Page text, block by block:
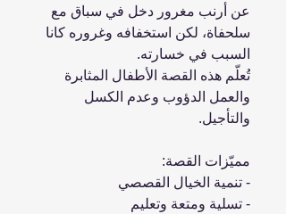
عن أرنب مغرور دخل في سباق مع
سلحفاة، لكن استخفافه وغروره كانا
السبب في خسارته.
تُعلّم هذه القصة الأطفال المثابرة
والعمل الدؤوب وعدم الكسل
والتأجيل.
مميّزات القصة:
- تنمية الخيال القصصي
- تسلية ومتعة وتعليم